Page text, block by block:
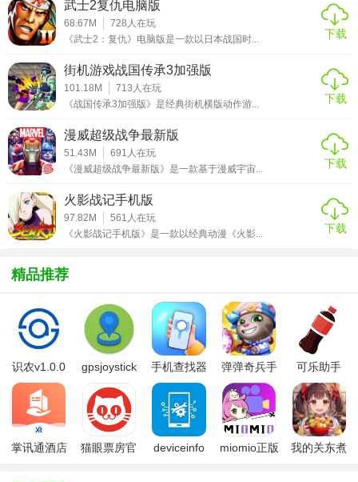
2. 自由探索：游戏没有明确的线性路径，鼓励玩家自由探
索，发现隐藏区域和秘密。
3. 即时存档：支持随时存档功能，让玩家可以随时退出游
戏，下次继续时无缝衔接。
1. 精美画面：采用手绘风格的艺术设计，色彩丰富且细腻，
营造出既神秘又温馨的游戏氛围。
2. 音乐氛围：由著名作曲家为游戏创作原声音乐，旋律优
美，与游戏场景完美融合，增强沉浸感。
行，每个角色和事件背后都有深刻的含义。
4. 高重玩价值：隐藏区域、秘密结局和成就系统让玩家有无
限次探索的动力。
【空洞骑士手游点评】
《空洞骑士》手游完美移植了PC版的核心玩法与魅力，不仅
保留了其精髓，还在移动端进行了优化，让玩家能随时随地
享受这场视听盛宴。无论是对于初次接触还是老玩家来说，
《空洞骑士》都是一款值得推荐的高品质游戏，它不仅仅是
武士2复仇电脑版
68.67M 728 人在玩
《武士2：复仇》电脑版是一款以日本战国时...
下载
街机游戏战国传承3加强版
101.18M 713 人在玩
《战国传承3加强版》是经典街机横版动作游...
下载
漫威超级战争最新版
51.43M 691 人在玩
《漫威超级战争最新版》是一款基于漫威宇宙...
下载
火影战记手机版
97.82M 561 人在玩
《火影战记手机版》是一款以经典动漫《火影...
下载
精品推荐
识农v1.0.0
gpsjoystick
手机查找器
app
弹弹奇兵手
游免费版
可乐助手
5.26版本
掌讯通酒店
猫眼票房官
deviceinfo
miomio正版
我的关东煮